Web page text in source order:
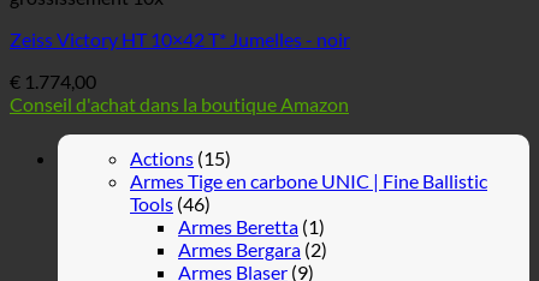
Zeiss Victory HT 10×42 T* Jumelles - noir
€ 1.774,00
Conseil d'achat dans la boutique Amazon
Actions (15)
Armes Tige en carbone UNIC | Fine Ballistic
Tools (46)
Armes Beretta (1)
Armes Bergara (2)
Armes Blaser (9)